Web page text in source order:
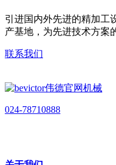
引进国内外先进的精加工
产基地，为先进技术方案
联系我们
024-78710888